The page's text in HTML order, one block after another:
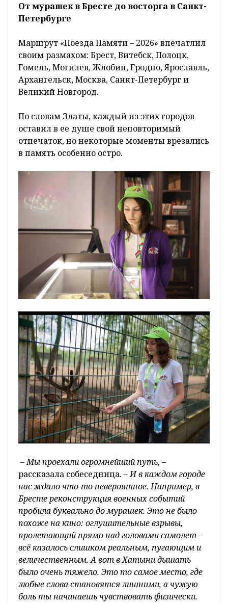
От мурашек в Бресте до восторга в Санкт-
Петербурге
Маршрут «Поезда Памяти – 2026» впечатлил
своим размахом: Брест, Витебск, Полоцк,
Гомель, Могилев, Жлобин, Гродно, Ярославль,
Архангельск, Москва, Санкт-Петербург и
Великий Новгород.
По словам Златы, каждый из этих городов
оставил в ее душе свой неповторимый
отпечаток, но некоторые моменты врезались
в память особенно остро.
– Мы проехали огромнейший путь, –
рассказала собеседница. – И в каждом городе
нас ждало что-то невероятное. Например, в
Бресте реконструкция военных событий
пробила буквально до мурашек. Это не было
похоже на кино: оглушительные взрывы,
пролетающий прямо над головами самолет –
всё казалось слишком реальным, пугающим и
величественным. А вот в Хатыни дышать
было очень тяжело. Это то самое место, где
любые слова становятся лишними, а чужую
боль ты начинаешь чувствовать физически.